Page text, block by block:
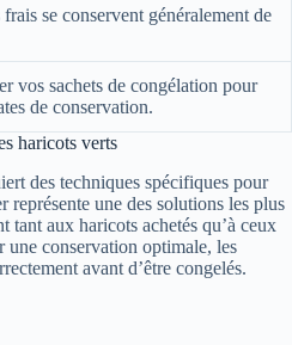
se conservent généralement de
vos sachets de congélation pour
de conservation.
haricots verts
des techniques spécifiques pour
représente une des solutions les plus
tant aux haricots achetés qu’à ceux
une conservation optimale, les
avant d’être congelés.